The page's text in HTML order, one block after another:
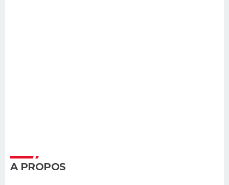
A PROPOS